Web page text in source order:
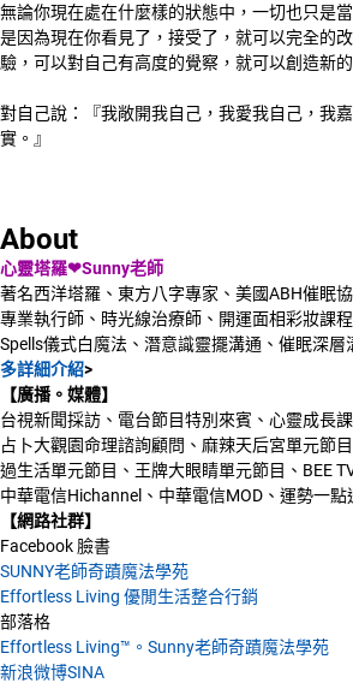
無論你現在處在什麼樣的狀態中，一切也只是
是因為現在你看見了，接受了，就可以完全的
驗，可以對自己有高度的覺察，就可以創造新
對自己說：『我敞開我自己，我愛我自己，我
實。』
About
心靈塔羅❤Sunny老師
著名西洋塔羅、東方八字專家、美國ABH催眠
專業執行師、時光線治療師、開運面相彩妝課
Spells儀式白魔法、潛意識靈擺溝通、催眠深層
多詳細介紹>
【廣播。媒體】
台視新聞採訪、電台節目特別來賓、心靈成長課
占卜大觀園命理諮詢顧問、麻辣天后宮單元節
過生活單元節目、王牌大眼睛單元節目、BEE
中華電信Hichannel、中華電信MOD、運勢一點
【網路社群】
Facebook 臉書
SUNNY老師奇蹟魔法學苑
Effortless Living 優閒生活整合行銷
部落格
Effortless Living™。Sunny老師奇蹟魔法學苑
新浪微博SINA